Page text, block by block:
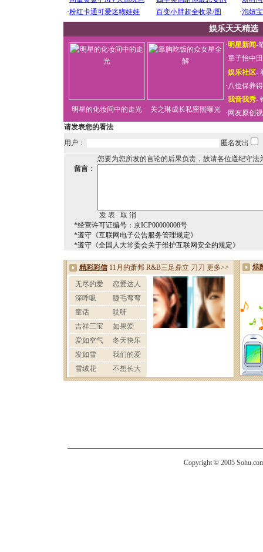
娱乐天天精选
明星的化妆间中的走光 关之琳成长私密照曝光
·明星新闻-
·章子怡中
·娱乐社区-
·八位保养
·我音我秀-
· 网友原创
请发表您的看法
用户：
匿名发出
您要为您所发的言论的后果负责，故请各位遵纪守法
留言：
*经营许可证编号：京ICP00000008号
*遵守《互联网电子公告服务管理规定》
*遵守《全国人大常委会关于维护互联网安全的规定》
Copyright © 2005